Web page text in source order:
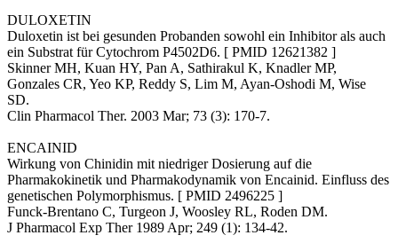
DULOXETIN
Duloxetin ist bei gesunden Probanden sowohl ein Inhibitor als auch
ein Substrat für Cytochrom P4502D6. [ PMID 12621382 ]
Skinner MH, Kuan HY, Pan A, Sathirakul K, Knadler MP,
Gonzales CR, Yeo KP, Reddy S, Lim M, Ayan-Oshodi M, Wise
SD.
Clin Pharmacol Ther. 2003 Mar; 73 (3): 170-7.
ENCAINID
Wirkung von Chinidin mit niedriger Dosierung auf die
Pharmakokinetik und Pharmakodynamik von Encainid. Einfluss des
genetischen Polymorphismus. [ PMID 2496225 ]
Funck-Brentano C, Turgeon J, Woosley RL, Roden DM.
J Pharmacol Exp Ther 1989 Apr; 249 (1): 134-42.